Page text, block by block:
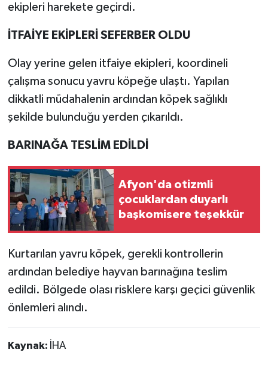
ekipleri harekete geçirdi.
İTFAİYE EKİPLERİ SEFERBER OLDU
Olay yerine gelen itfaiye ekipleri, koordineli
çalışma sonucu yavru köpeğe ulaştı. Yapılan
dikkatli müdahalenin ardından köpek sağlıklı
şekilde bulunduğu yerden çıkarıldı.
BARINAĞA TESLİM EDİLDİ
Afyon'da otizmli
çocuklardan duyarlı
başkomisere teşekkür
Kurtarılan yavru köpek, gerekli kontrollerin
ardından belediye hayvan barınağına teslim
edildi. Bölgede olası risklere karşı geçici güvenlik
önlemleri alındı.
Kaynak: İHA